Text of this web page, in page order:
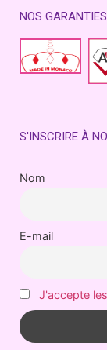
NOS GARANTIES
S'INSCRIRE À
Nom
E-mail
J'accepte